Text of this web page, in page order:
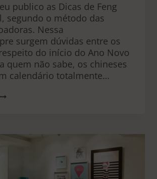
publico as Dicas de Feng
segundo o método das
Nessa
surgem dúvidas entre os
do início do Ano Novo
quem não sabe, os chineses
calendário totalmente…
INÍCIO